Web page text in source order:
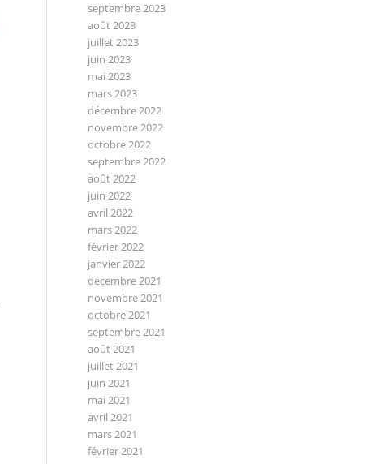
septembre 2023
août 2023
juillet 2023
juin 2023
mai 2023
mars 2023
décembre 2022
novembre 2022
octobre 2022
septembre 2022
août 2022
juin 2022
avril 2022
mars 2022
février 2022
janvier 2022
décembre 2021
novembre 2021
octobre 2021
septembre 2021
août 2021
juillet 2021
juin 2021
mai 2021
avril 2021
mars 2021
février 2021